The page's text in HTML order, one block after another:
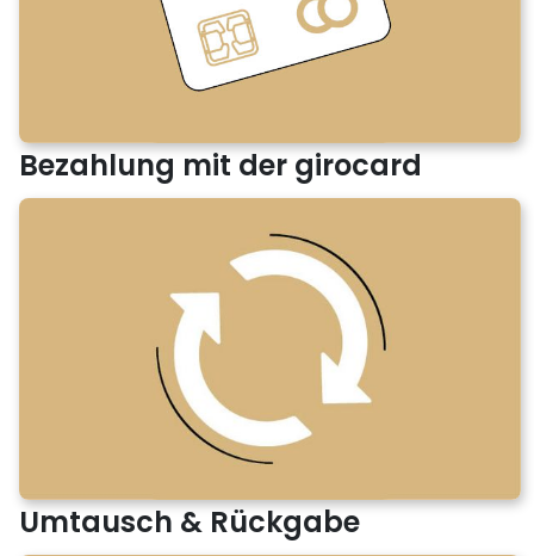
Bezahlung mit der girocard
Umtausch & Rückgabe